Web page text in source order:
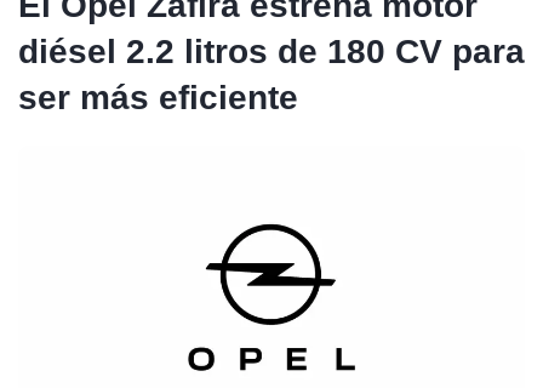
diésel 2.2 litros de 180 CV para
ser más eficiente